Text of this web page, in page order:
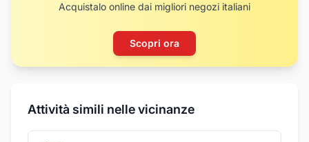
Acquistalo online dai migliori negozi italiani
Scopri ora
Attività simili nelle vicinanze